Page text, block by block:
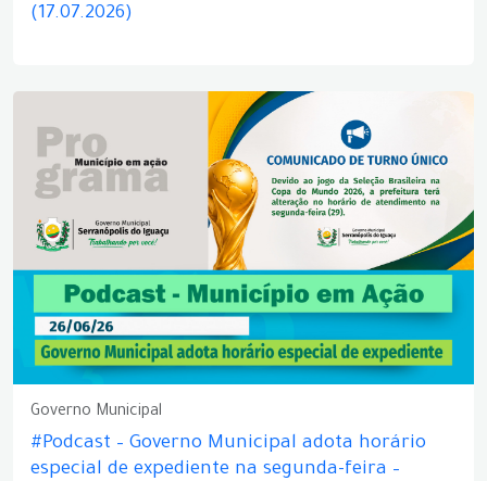
(17.07.2026)
Governo Municipal
#Podcast – Governo Municipal adota horário
especial de expediente na segunda-feira –